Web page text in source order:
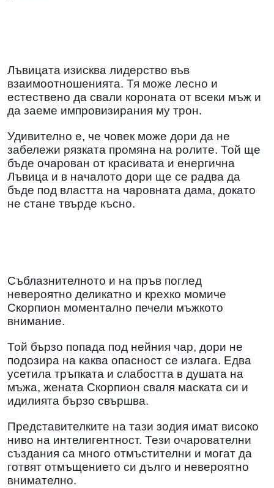
Лъвицата изисква лидерство във
взаимоотношенията. Тя може лесно и
естествено да свали короната от всеки мъж и
да заеме импровизирания му трон.
Удивително е, че човек може дори да не
забележи рязката промяна на ролите. Той ще
бъде очарован от красивата и енергична
Лъвица и в началото дори ще се радва да
бъде под властта на чаровната дама, докато
не стане твърде късно.
Съблазнителното и на пръв поглед
невероятно деликатно и крехко момиче
Скорпион моментално печели мъжкото
внимание.
Той бързо попада под нейния чар, дори не
подозира на каква опасност се излага. Едва
усетила тръпката и слабостта в душата на
мъжа, жената Скорпион сваля маската си и
идилията бързо свършва.
Представителките на тази зодия имат високо
ниво на интелигентност. Тези очарователни
създания са много отмъстителни и могат да
готвят отмъщението си дълго и невероятно
внимателно.